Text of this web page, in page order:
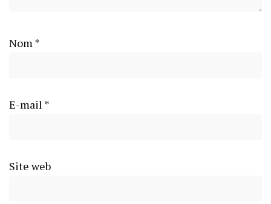
Nom *
E-mail *
Site web